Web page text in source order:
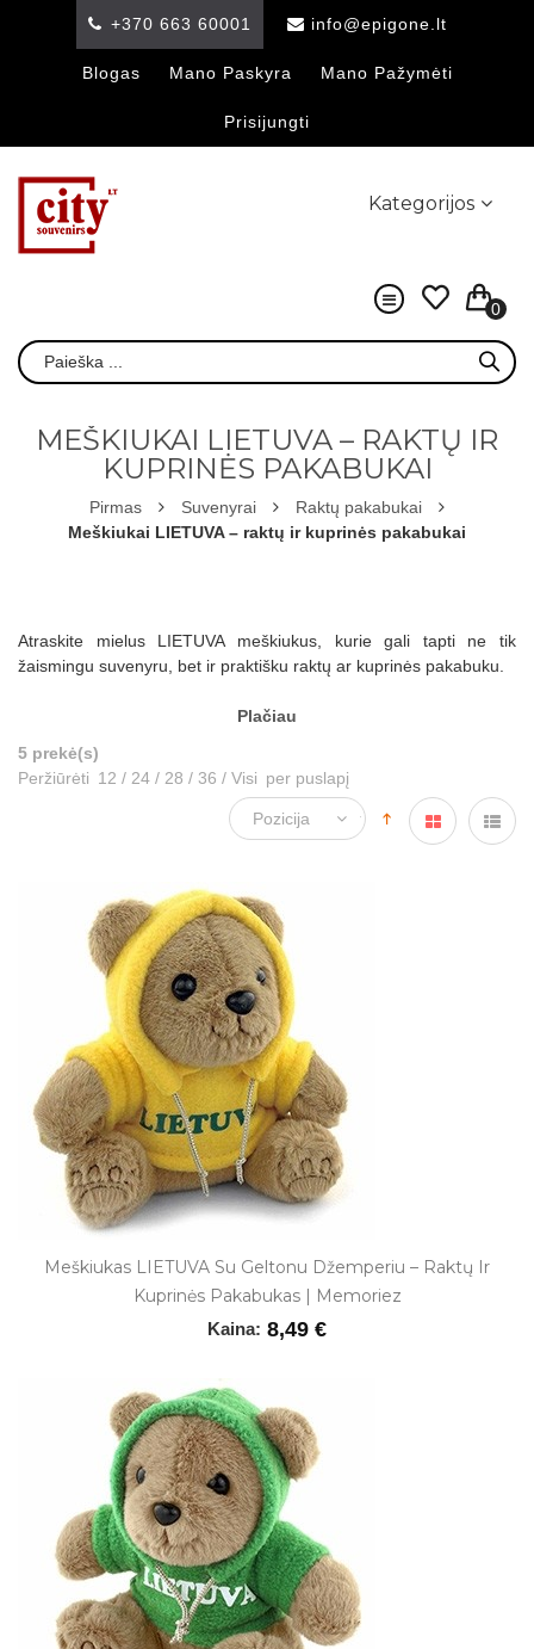
+370 663 60001 info@epigone.lt
Blogas Mano Paskyra Mano Pažymėti
Prisijungti
Kategorijos
0
MEŠKIUKAI LIETUVA – RAKTŲ IR
KUPRINĖS PAKABUKAI
Pirmas Suvenyrai
Raktų pakabukai
Meškiukai LIETUVA – raktų ir kuprinės pakabukai
Atraskite mielus LIETUVA meškiukus, kurie gali tapti ne tik
žaismingu suvenyru, bet ir praktišku raktų ar kuprinės pakabuku.
Plačiau
5 prekė(s)
Peržiūrėti 12 / 24 / 28 / 36 / Visi per puslapį
Meškiukas LIETUVA Su Geltonu Džemperiu – Raktų Ir
Kuprinės Pakabukas | Memoriez
Kaina: 8,49 €